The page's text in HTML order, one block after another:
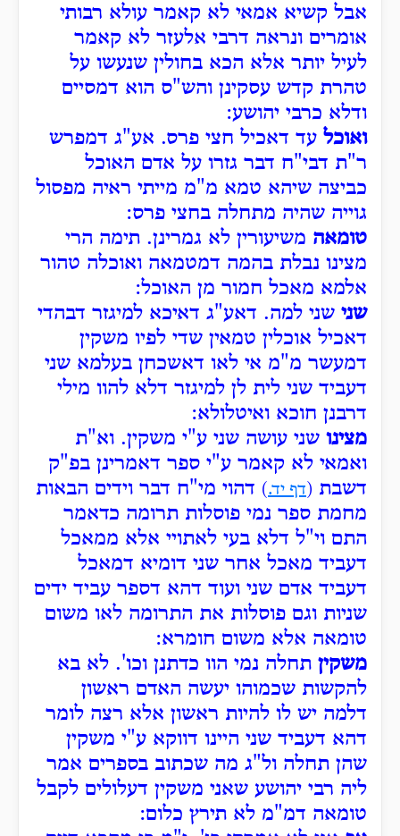
אבל קשיא אמאי לא קאמר עולא רבותי
אומרים ונראה דרבי אלעזר לא קאמר
לעיל יותר אלא הכא בחולין שנעשו על
טהרת קדש עסקינן והש"ס הוא דמסיים
ודלא כרבי יהושע:
ואוכל עד דאכיל חצי פרס. אע"ג דמפרש
ר"ת דבי"ח דבר גזרו על אדם האוכל
כביצה שיהא טמא מ"מ מייתי ראיה מפסול
גוייה שהיה מתחלה בחצי פרס:
טומאה משיעורין לא גמרינן. תימה הרי
מצינו נבלת בהמה דמטמאה ואוכלה טהור
אלמא מאכל חמור מן האוכל:
שני שני למה. דאע"ג דאיכא למיגזר דבהדי
דאכיל אוכלין טמאין שדי לפיו משקין
דמעשר מ"מ אי לאו דאשכחן בעלמא שני
דעביד שני לית לן למיגזר דלא להוו מילי
דרבנן חוכא ואיטלולא:
מצינו שני עושה שני ע"י משקין. וא"ת
ואמאי לא קאמר ע"י ספר דאמרינן בפ"ק
דשבת ( דף יד. ) דהוי מי"ח דבר וידים הבאות
מחמת ספר נמי פוסלות תרומה כדאמר
התם וי"ל דלא בעי לאתויי אלא ממאכל
דעביד מאכל אחר שני דומיא דמאכל
דעביד אדם שני ועוד דהא דספר עביד ידים
שניות וגם פוסלות את התרומה לאו משום
טומאה אלא משום חומרא:
משקין תחלה נמי הוו כדתנן וכו'. לא בא
להקשות שכמוהו יעשה האדם ראשון
דלמה יש לו להיות ראשון אלא רצה לומר
דהא דעביד שני היינו דווקא ע"י משקין
שהן תחלה ול"ג מה שכתוב בספרים אמר
ליה רבי יהושע שאני משקין דעלולים לקבל
טומאה דמ"מ לא תירץ כלום: